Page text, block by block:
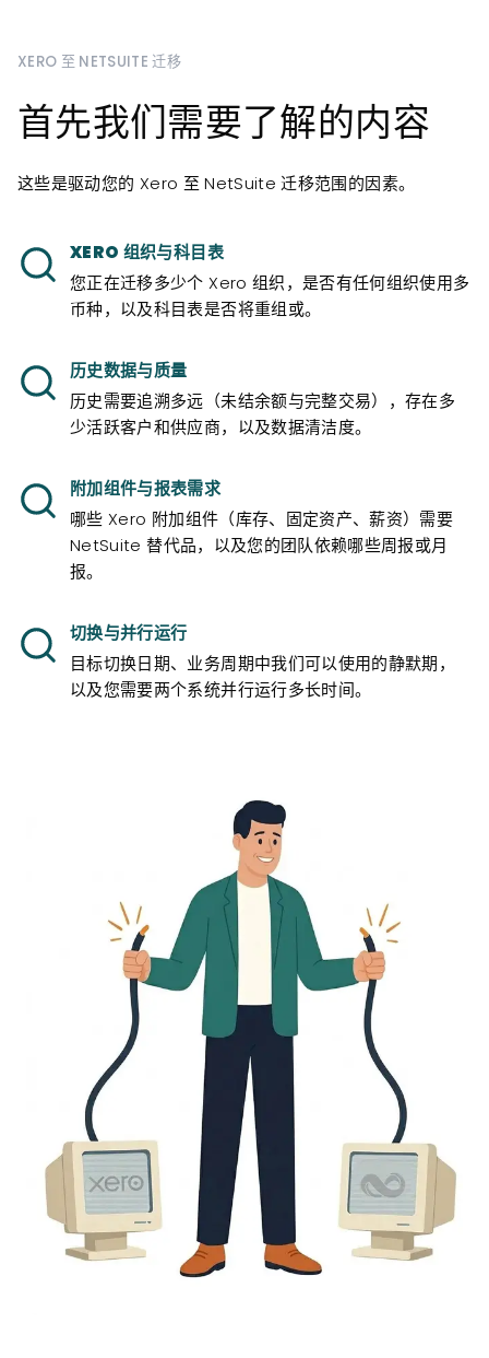
XERO 至 NETSUITE 迁移
首先我们需要了解的内容
这些是驱动您的 Xero 至 NetSuite 迁移范围的因素。
XERO 组织与科目表
您正在迁移多少个 Xero 组织，是否有任何组织使用多
币种，以及科目表是否将重组或。
历史数据与质量
历史需要追溯多远（未结余额与完整交易），存在多
少活跃客户和供应商，以及数据清洁度。
附加组件与报表需求
哪些 Xero 附加组件（库存、固定资产、薪资）需要
NetSuite 替代品，以及您的团队依赖哪些周报或月
报。
切换与并行运行
目标切换日期、业务周期中我们可以使用的静默期，
以及您需要两个系统并行运行多长时间。